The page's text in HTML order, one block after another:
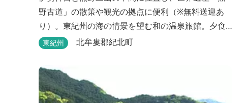
野古道」の散策や観光の拠点に便利（※無料送迎あ
り）。東紀州の海の情景を望む和の温泉旅館。夕食
は地元特産の新鮮な旬の魚介をお造りのプリフィッ
しむ朝食バイキングが好評です。お仲間同士、そし
てご家族で、さまざまな寛ぎの時間をお楽しみくだ
さい。 「きほく千年温泉」を自家源泉とした温泉大
東紀州 北牟婁郡紀北町